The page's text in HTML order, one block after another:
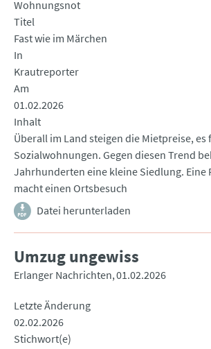
Wohnungsnot
Titel
Fast wie im Märchen
In
Krautreporter
Am
01.02.2026
Inhalt
Überall im Land steigen die Mietpreise, es
Sozialwohnungen. Gegen diesen Trend
Jahrhunderten eine kleine Siedlung. Eine
macht einen Ortsbesuch
Datei herunterladen
Umzug ungewiss
Erlanger Nachrichten 01.02.2026
Letzte Änderung
02.02.2026
Stichwort(e)